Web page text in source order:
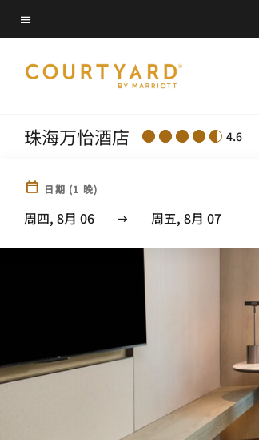
Skip
to
content
菜单文本
珠海万怡酒店 4.6
日期 (1 晚)
周四, 8月 06 周五, 8月 07